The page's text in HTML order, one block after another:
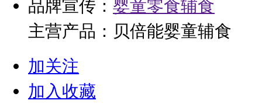
品牌宣传： 婴童零食辅食
主营产品：贝倍能婴童辅食
加关注
加入收藏